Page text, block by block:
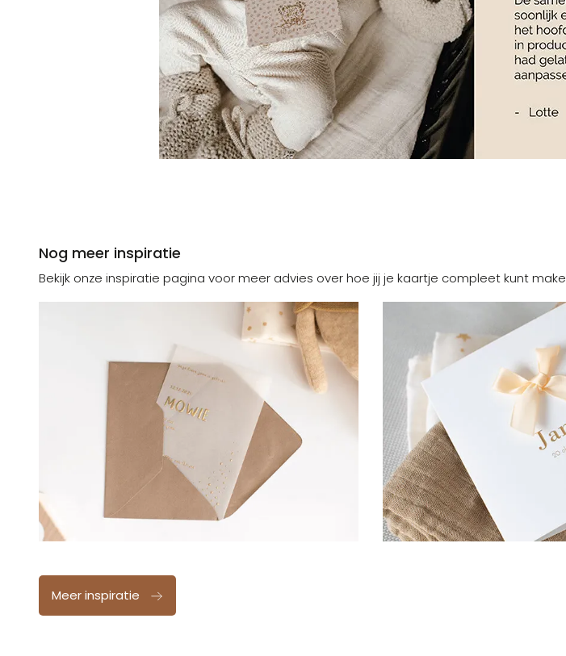
Nog meer inspiratie
Bekijk onze inspiratie pagina voor meer advies over hoe jij je kaartje compleet kunt
Meer inspiratie